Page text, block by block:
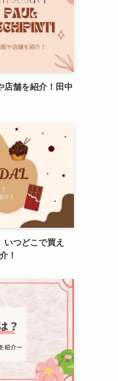
店舗を紹介！田中
いつどこで買え
！